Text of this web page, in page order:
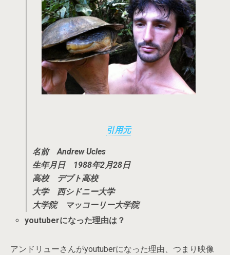
引用元
名前 Andrew Ucles
生年月日 1988年2月28日
高校 デブト高校
大学 西シドニー大学
大学院 マッコーリー大学院
youtuberになった理由は？
アンドリューさんがyoutuberになった理由、つまり映像